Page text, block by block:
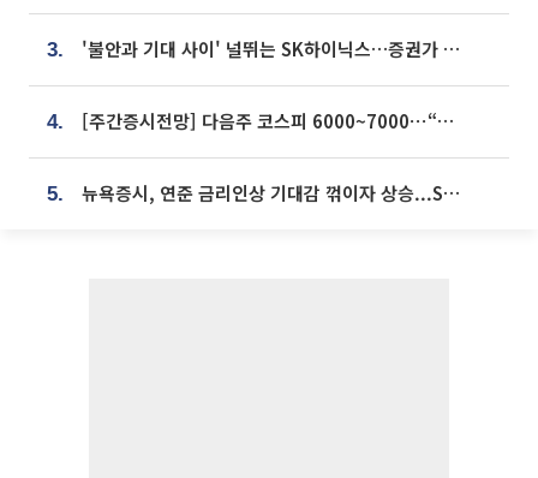
3. '불안과 기대 사이' 널뛰는 SK하이닉스…증권가 "HBM4·LTA 기반 펀터멘털 견고"
4. [주간증시전망] 다음주 코스피 6000~7000⋯“外人 수급은 정책이 변수”
5. 뉴욕증시, 연준 금리인상 기대감 꺾이자 상승...S&P500 사상 최고치 [종합]